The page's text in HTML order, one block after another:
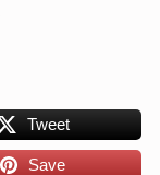
Tweet
Save